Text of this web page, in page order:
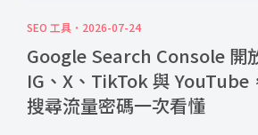
SEO 工具 2026-07-24
Google Search Console 開
IG、X、TikTok 與 YouTube
搜尋流量密碼一次看懂